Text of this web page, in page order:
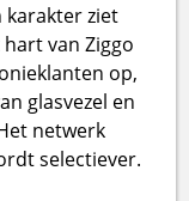
karakter ziet
van Ziggo
op,
glasvezel en
netwerk
selectiever.